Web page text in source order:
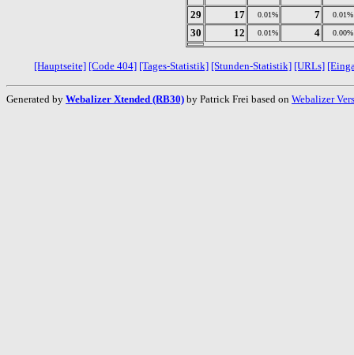
29 17 0.01% 7 0.01%
30 12 0.01% 4 0.00%
[Hauptseite] [Code 404] [Tages-Statistik] [Stunden-Statistik] [URLs]
Generated by Webalizer Xtended (RB30) by Patrick Frei based on Webalizer